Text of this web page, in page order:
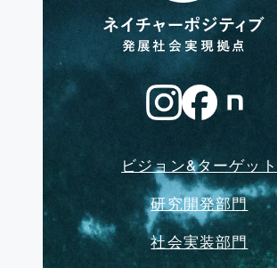
ビジョン&ターゲット
研究開発部門
社会実装部門